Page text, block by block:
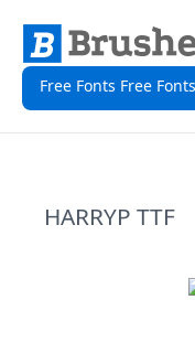
Free Fonts Free
HARRYP TTF